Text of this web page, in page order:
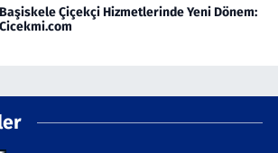
Başiskele Çiçekçi Hizmetlerinde Yeni Dönem:
Cicekmi.com